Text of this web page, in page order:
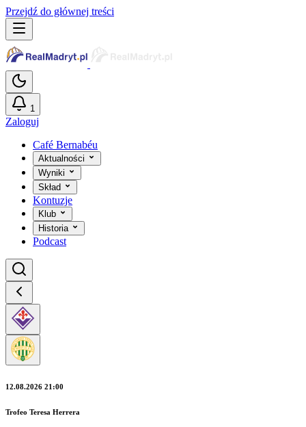
Przejdź do głównej treści
1
Zaloguj
Café Bernabéu
Aktualności
Wyniki
Skład
Kontuzje
Klub
Historia
Podcast
12.08.2026 21:00
Trofeo Teresa Herrera